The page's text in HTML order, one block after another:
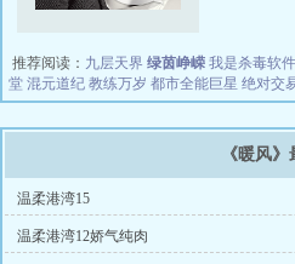
推荐阅读： 九层天界 绿茵峥嵘 我是杀毒软件
堂 混元道纪 教练万岁 都市全能巨星 绝对交
《暖风
温柔港湾15
温柔港湾12娇气纯肉